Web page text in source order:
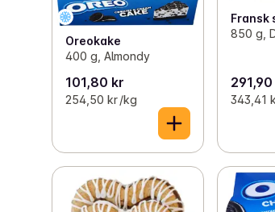
Oreokake
400 g, Almondy
101,80 kr
254,50 kr /kg
Fransk
850 g,
343,41